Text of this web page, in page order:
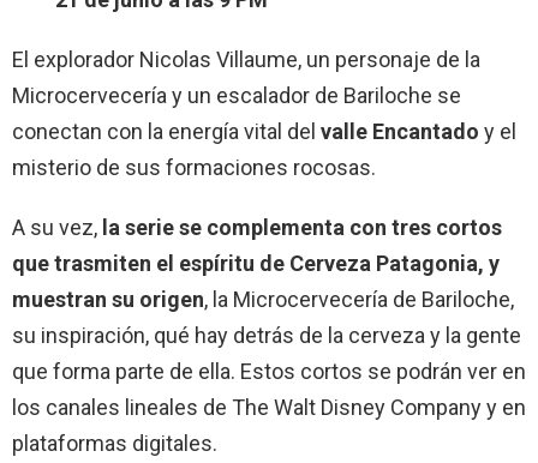
El explorador Nicolas Villaume, un personaje de la
Microcervecería y un escalador de Bariloche se
conectan con la energía vital del valle Encantado y el
misterio de sus formaciones rocosas.
A su vez, la serie se complementa con tres cortos
que trasmiten el espíritu de Cerveza Patagonia, y
muestran su origen, la Microcervecería de Bariloche,
su inspiración, qué hay detrás de la cerveza y la gente
que forma parte de ella. Estos cortos se podrán ver en
los canales lineales de The Walt Disney Company y en
plataformas digitales.